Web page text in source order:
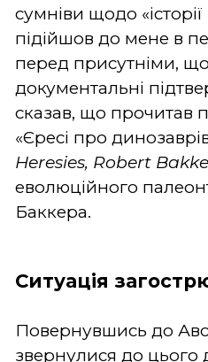
сумніви щодо
підійшов до мене в
перед присутніми,
документальні
сказав, що прочитав
«Єресі про
Heresies, Robert
еволюційного
Баккера.
Ситуація
Повернувшись до
звернулися до цього